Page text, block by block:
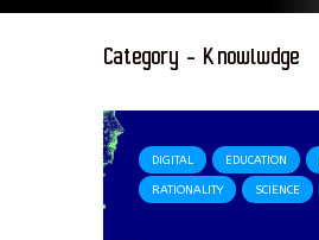
Category - Knowlwdge
DIGITAL EDUCATION
RATIONALITY SCIENCE